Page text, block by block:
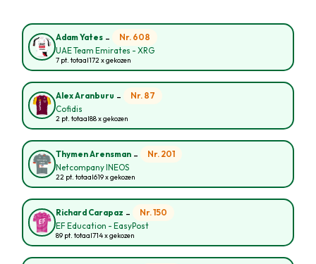
Adam Yates - Nr. 608
UAE Team Emirates - XRG
7 pt. totaal172 x gekozen
Alex Aranburu - Nr. 87
Cofidis
2 pt. totaal88 x gekozen
Thymen Arensman - Nr. 201
Netcompany INEOS
22 pt. totaal619 x gekozen
Richard Carapaz - Nr. 150
EF Education - EasyPost
89 pt. totaal714 x gekozen